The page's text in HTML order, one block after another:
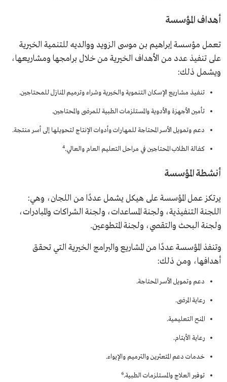
أهداف المؤسسة
تعمل مؤسسة إبراهيم بن موسى الزويد ووالديه للتنمية الخيرية
على تنفيذ عدد من الأهداف الخيرية من خلال برامجها ومشاريعها،
ويشمل ذلك:
تنفيذ مشاريع الإسكان التنموية والخيرية وشراء وترميم المنازل للمحتاجين.
تأمين الأجهزة والأدوية والمستلزمات الطبية للمرضى والمحتاجين.
دعم وتمويل الأسر المحتاجة للمهارات وأدوات الإنتاج لتحويلها إلى أسر منتجة.
كفالة الطلاب المحتاجين في مراحل التعليم العام والعالي.4
أنشطة المؤسسة
يرتكز عمل المؤسسة على هيكل يشمل عددًا من اللجان، وهي:
اللجنة التنفيذية، ولجنة المساعدات، ولجنة الشراكات والمبادرات،
ولجنة البحث والتقصي، ولجنة المتطوعين.
وتنفذ المؤسسة عددًا من المشاريع والبرامج الخيرية التي تحقق
أهدافها، ومن ذلك:
دعم وتمويل الأسر المحتاجة.
رعاية المرضى.
المنح التعليمية.
رعاية الأيتام.
خدمات دعم المتعثرين والترميم والإيواء.
توفير العلاج والمستلزمات الطبية.6